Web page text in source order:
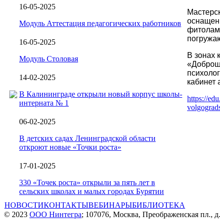
16-05-2025
Модуль Аттестация педагогических работников
16-05-2025
Модуль Столовая
14-02-2025
В Калининграде открыли новый корпус школы-
интерната № 1
06-02-2025
В детских садах Ленинградской области
откроют новые «Точки роста»
17-01-2025
330 «Точек роста» открыли за пять лет в
сельских школах и малых городах Бурятии
В зонах
кабинет
https://
НОВОСТИКОНТАКТЫВЕБИНАРЫБИБЛИОТЕКА
© 2023 ООО Нинтегра; 107076, Москва, Преображенская пл.,